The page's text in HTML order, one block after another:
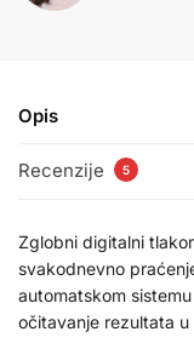
Opis
Recenzije 5
Zglobni digitalni
svakodnevno
automatskom
očitavanje rezultata u